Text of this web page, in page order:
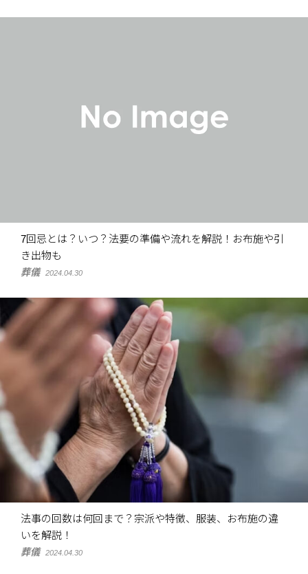
7回忌とは？いつ？法要の準備や流れを解説！お布施や引
き出物も
葬儀 2024.04.30
法事の回数は何回まで？宗派や特徴、服装、お布施の違
いを解説！
葬儀 2024.04.30